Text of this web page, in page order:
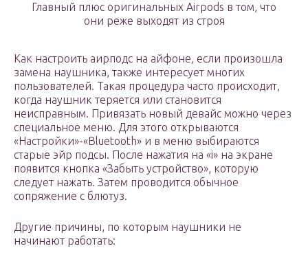
Главный плюс оригинальных Airpods в том, что
они реже выходят из строя
Как настроить аирподс на айфоне, если произошла
замена наушника, также интересует многих
пользователей. Такая процедура часто происходит,
когда наушник теряется или становится
неисправным. Привязать новый девайс можно через
специальное меню. Для этого открываются
«Настройки»-«Bluetooth» и в меню выбираются
старые эйр подсы. После нажатия на «i» на экране
появится кнопка «Забыть устройство», которую
следует нажать. Затем проводится обычное
сопряжение с блютуз.
Другие причины, по которым наушники не
начинают работать: